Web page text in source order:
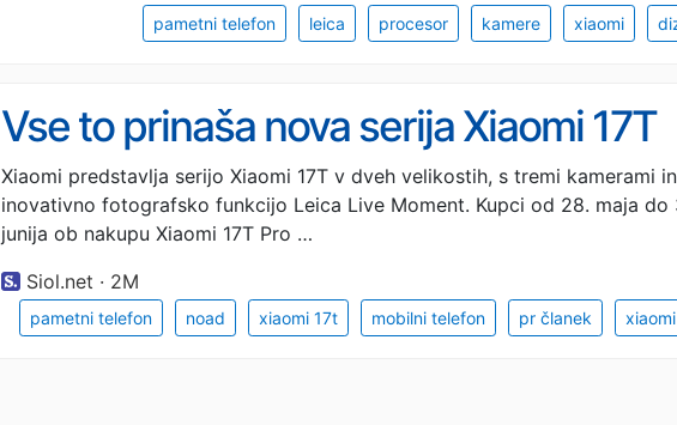
pametni telefon leica procesor kamere xiaomi
Vse to prinaša nova serija Xiaomi 17T
Xiaomi predstavlja serijo Xiaomi 17T v dveh velikostih, s tremi kamerami in
inovativno fotografsko funkcijo Leica Live Moment. Kupci od 28. maja do
junija ob nakupu Xiaomi 17T Pro …
Siol.net · 2M
pametni telefon noad xiaomi 17t mobilni telefon pr članek